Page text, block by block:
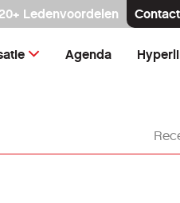
Ledenvoordelen Contact
Agenda